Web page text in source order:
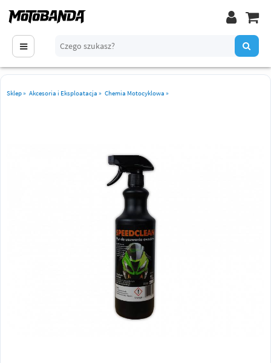
Sklep» Akcesoria i Eksploatacja » Chemia Motocyklowa »